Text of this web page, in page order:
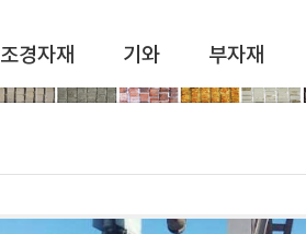
조경자재 기와 부자재